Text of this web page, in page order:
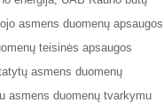
asmens duomenų apsaugos
teisinės apsaugos
asmens duomenų
asmens duomenų tvarkymu